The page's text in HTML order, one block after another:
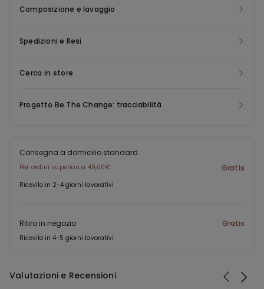
che non hanno ancora raggiunto il consumatore finale.
Composizione e lavaggio
Spedizioni e Resi
Cerca in store
Progetto Be The Change: tracciabilità
Consegna a domicilio standard
Per ordini superiori a 49,00€ Gratis
Ricevilo in 2-4 giorni lavorativi
Ritiro in negozio Gratis
Ricevilo in 4-5 giorni lavorativi
Valutazioni e Recensioni